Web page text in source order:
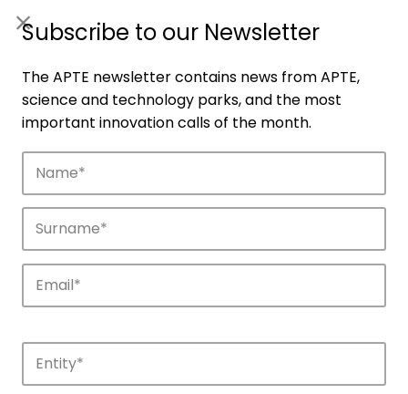
Companies
Discover the companies that drive
Subscribe to our Newsletter
The APTE newsletter contains news from APTE,
science and technology parks, and the most
important innovation calls of the month.